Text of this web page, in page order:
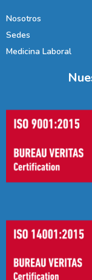
Nosotros
Sedes
Medicina Laboral